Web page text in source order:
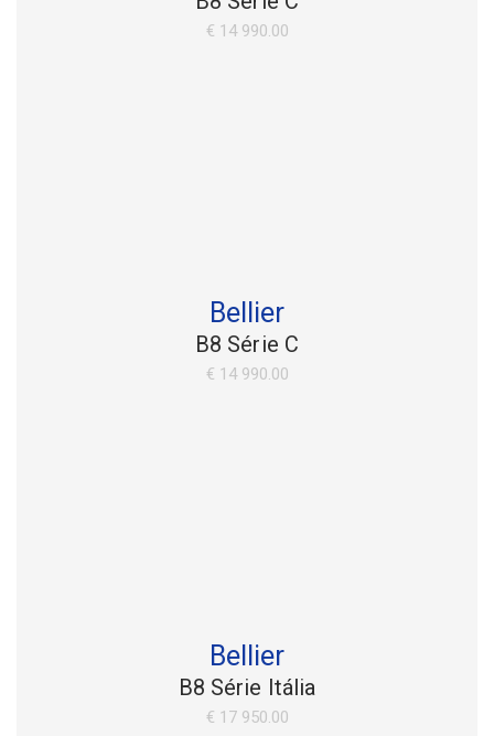
€ 14 990.00
Bellier
B8 Série C
€ 14 990.00
Bellier
B8 Série Itália
€ 17 950.00